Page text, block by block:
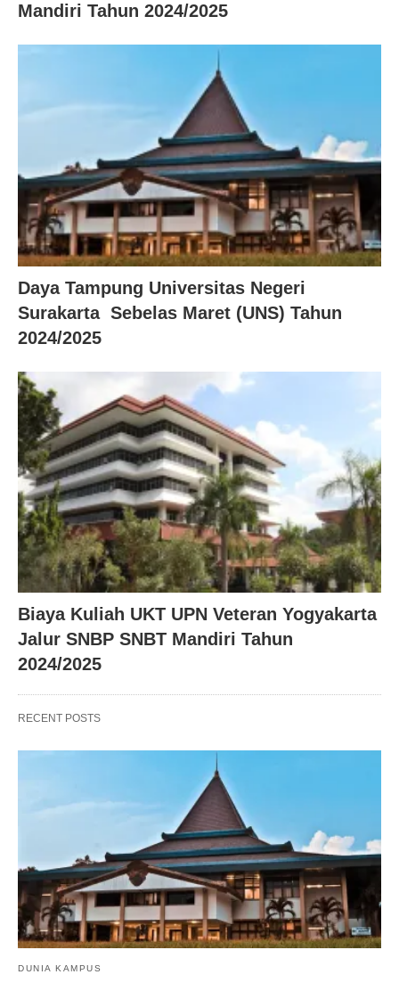
Mandiri Tahun 2024/2025
Daya Tampung Universitas Negeri
Surakarta Sebelas Maret (UNS) Tahun
2024/2025
Biaya Kuliah UKT UPN Veteran Yogyakarta
Jalur SNBP SNBT Mandiri Tahun
2024/2025
RECENT POSTS
DUNIA KAMPUS